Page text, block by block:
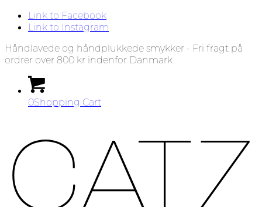
Link to Facebook
Link to Instagram
Håndlavede og håndplukkede smykker - Fri fragt på
ordrer over 800 kr indenfor Danmark
0Shopping Cart